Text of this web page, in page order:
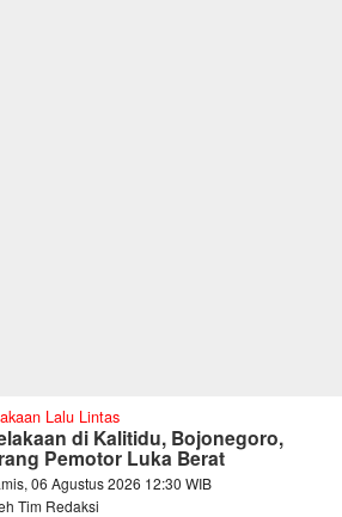
Lalu Lintas
di Kalitidu, Bojonegoro,
Pemotor Luka Berat
06 Agustus 2026 12:30 WIB
Tim Redaksi